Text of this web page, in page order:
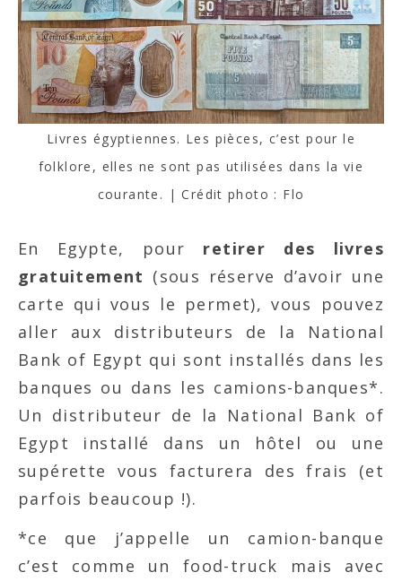
Livres égyptiennes. Les pièces, c’est pour le
folklore, elles ne sont pas utilisées dans la vie
courante. | Crédit photo : Flo
En Egypte, pour retirer des livres
gratuitement (sous réserve d’avoir une
carte qui vous le permet), vous pouvez
aller aux distributeurs de la National
Bank of Egypt qui sont installés dans les
banques ou dans les camions-banques*.
Un distributeur de la National Bank of
Egypt installé dans un hôtel ou une
supérette vous facturera des frais (et
parfois beaucoup !).
*ce que j’appelle un camion-banque
c’est comme un food-truck mais avec